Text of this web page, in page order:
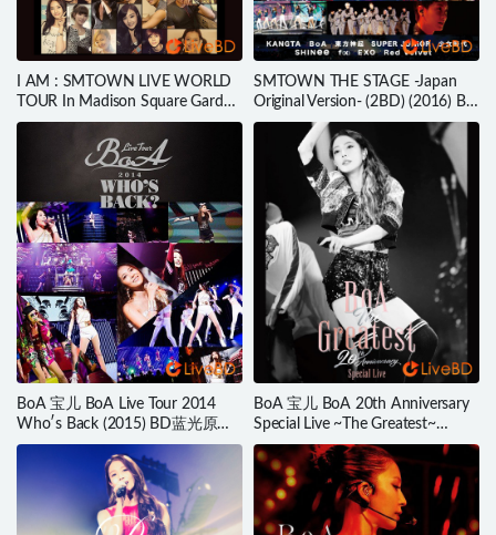
I AM : SMTOWN LIVE WORLD
TOUR In Madison Square Garden
(4BD) (2012) BD蓝光原盘 84.1G
SMTOWN THE STAGE -Japan
Original Version- (2BD) (2016) BD
蓝光原盘 83.2G
BoA 宝儿 BoA Live Tour 2014
Who′s Back (2015) BD蓝光原盘
38.2G
BoA 宝儿 BoA 20th Anniversary
Special Live ~The Greatest~
(2022) BD蓝光原盘 38.5G